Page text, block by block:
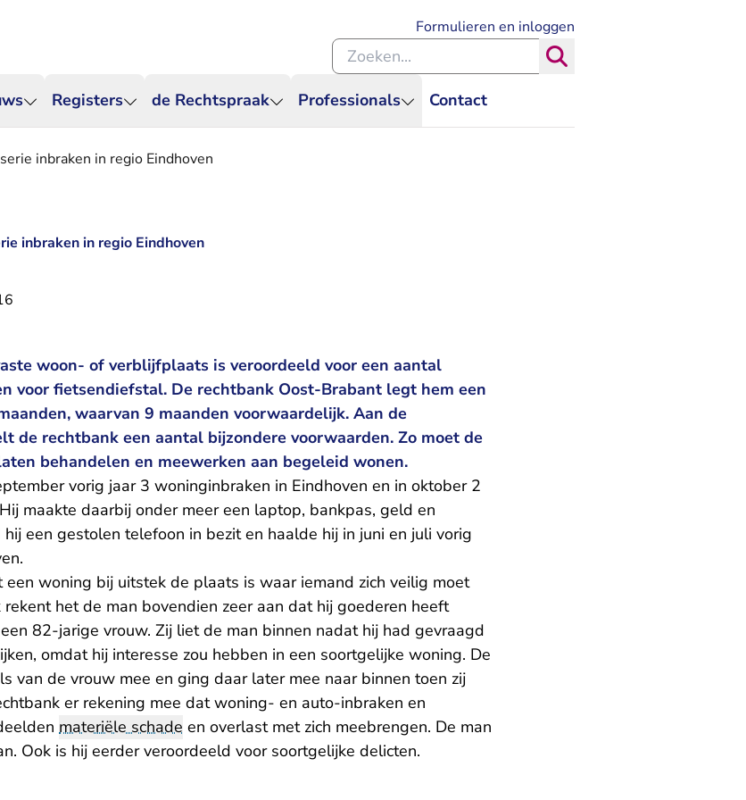
Registers de Rechtspraak Professionals Contact
Formulieren en inloggen
Zoeken binnen de Rechtspraak
inbraken in regio Eindhoven
inbraken in regio Eindhoven
woon- of verblijfplaats is veroordeeld voor een aantal
voor fietsendiefstal. De rechtbank Oost-Brabant legt hem een
waarvan 9 maanden voorwaardelijk. Aan de
de rechtbank een aantal bijzondere voorwaarden. Zo moet de
behandelen en meewerken aan begeleid wonen.
vorig jaar 3 woninginbraken in Eindhoven en in oktober 2
maakte daarbij onder meer een laptop, bankpas, geld en
een gestolen telefoon in bezit en haalde hij in juni en juli vorig
woning bij uitstek de plaats is waar iemand zich veilig moet
het de man bovendien zeer aan dat hij goederen heeft
82-jarige vrouw. Zij liet de man binnen nadat hij had gevraagd
omdat hij interesse zou hebben in een soortgelijke woning. De
van de vrouw mee en ging daar later mee naar binnen toen zij
er rekening mee dat woning- en auto-inbraken en
materiële schade en overlast met zich meebrengen. De man
Ook is hij eerder veroordeeld voor soortgelijke delicten.